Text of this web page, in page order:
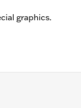
graphics.